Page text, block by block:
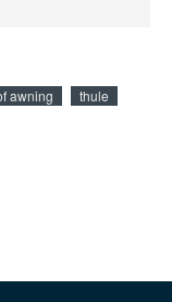
awning
thule